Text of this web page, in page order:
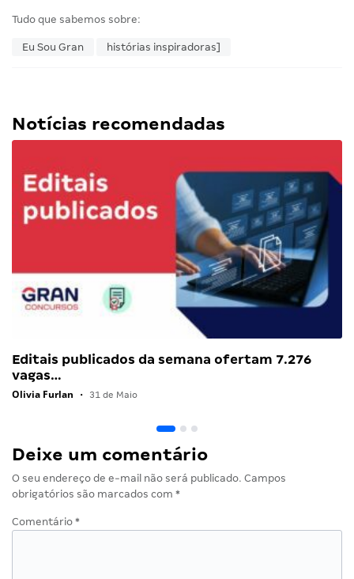
Tudo que sabemos sobre:
Eu Sou Gran histórias inspiradoras]
Notícias recomendadas
Editais publicados da semana ofertam 7.276
vagas…
Olivia Furlan • 31 de Maio
Deixe um comentário
O seu endereço de e-mail não será publicado. Campos
obrigatórios são marcados com *
Comentário *